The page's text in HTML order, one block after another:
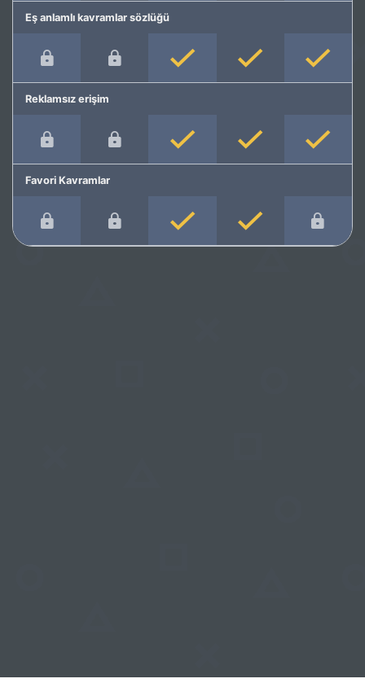
Eş anlamlı kavramlar sözlüğü
Reklamsız erişim
Favori Kavramlar